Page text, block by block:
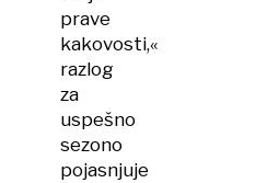
prave
kakovosti,«
razlog
za
uspešno
sezono
pojasnjuje